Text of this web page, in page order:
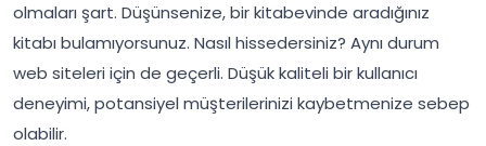
olmaları şart. Düşünsenize, bir kitabevinde aradığınız
kitabı bulamıyorsunuz. Nasıl hissedersiniz? Aynı durum
web siteleri için de geçerli. Düşük kaliteli bir kullanıcı
deneyimi, potansiyel müşterilerinizi kaybetmenize sebep
olabilir.